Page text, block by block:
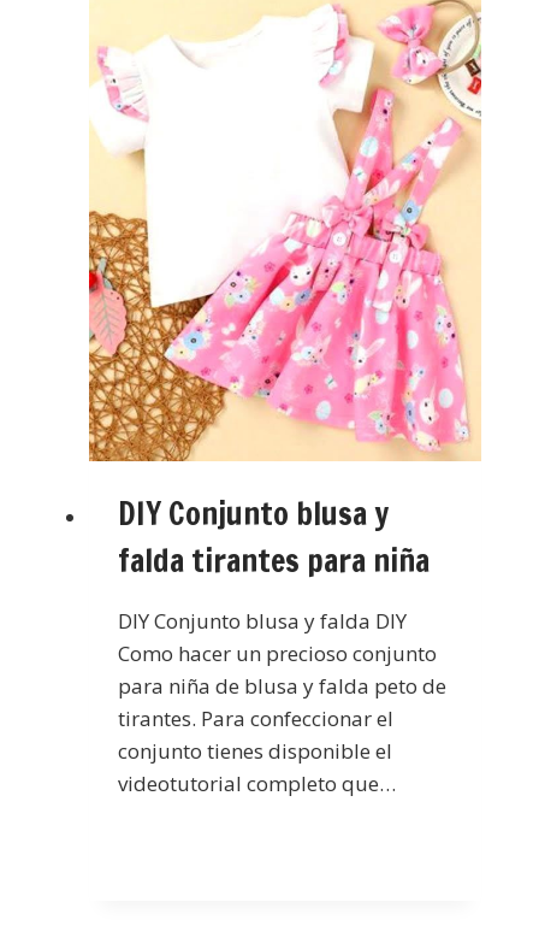
DIY Conjunto blusa y
falda tirantes para niña
DIY Conjunto blusa y falda DIY
Como hacer un precioso conjunto
para niña de blusa y falda peto de
tirantes. Para confeccionar el
conjunto tienes disponible el
videotutorial completo que…